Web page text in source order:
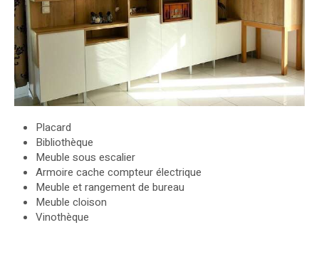
Placard
Bibliothèque
Meuble sous escalier
Armoire cache compteur électrique
Meuble et rangement de bureau
Meuble cloison
Vinothèque